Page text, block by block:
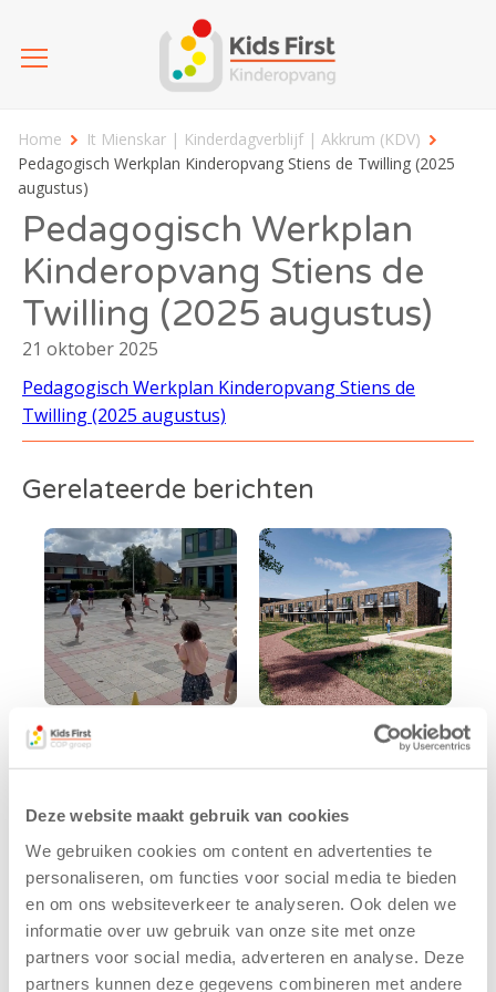
Deze website maakt gebruik van cookies
We gebruiken cookies om content en advertenties te
personaliseren, om functies voor social media te bieden
en om ons websiteverkeer te analyseren. Ook delen we
informatie over uw gebruik van onze site met onze
partners voor social media, adverteren en analyse. Deze
partners kunnen deze gegevens combineren met andere
Home
It Mienskar | Kinderdagverblijf | Akkrum (KDV)
Pedagogisch Werkplan Kinderopvang Stiens de Twilling (2025
augustus)
Pedagogisch Werkplan
Kinderopvang Stiens de
Twilling (2025 augustus)
21 oktober 2025
Pedagogisch Werkplan Kinderopvang Stiens de
Twilling (2025 augustus)
Gerelateerde berichten
Kinderen BSO
De
trainen alvast
voor Kids First
Mini 4 Mijl
7 augustus 2026
Eelde, 6 augustus
2026 – Kinderen
tekent
voor nieuw
kindcentrum in
wijk Wiarda in
Leeuwarden
11 juni 2026
Leeuwarden –